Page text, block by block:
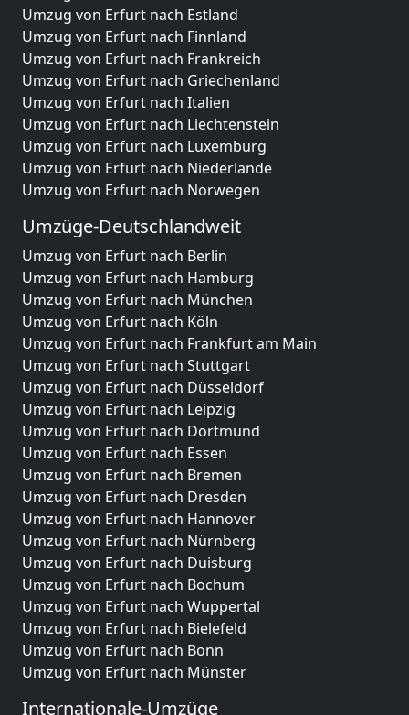
Umzug von Erfurt nach Estland
Umzug von Erfurt nach Finnland
Umzug von Erfurt nach Frankreich
Umzug von Erfurt nach Griechenland
Umzug von Erfurt nach Italien
Umzug von Erfurt nach Liechtenstein
Umzug von Erfurt nach Luxemburg
Umzug von Erfurt nach Niederlande
Umzug von Erfurt nach Norwegen
Umzüge-Deutschlandweit
Umzug von Erfurt nach Berlin
Umzug von Erfurt nach Hamburg
Umzug von Erfurt nach München
Umzug von Erfurt nach Köln
Umzug von Erfurt nach Frankfurt am Main
Umzug von Erfurt nach Stuttgart
Umzug von Erfurt nach Düsseldorf
Umzug von Erfurt nach Leipzig
Umzug von Erfurt nach Dortmund
Umzug von Erfurt nach Essen
Umzug von Erfurt nach Bremen
Umzug von Erfurt nach Dresden
Umzug von Erfurt nach Hannover
Umzug von Erfurt nach Nürnberg
Umzug von Erfurt nach Duisburg
Umzug von Erfurt nach Bochum
Umzug von Erfurt nach Wuppertal
Umzug von Erfurt nach Bielefeld
Umzug von Erfurt nach Bonn
Umzug von Erfurt nach Münster
Internationale-Umzüge